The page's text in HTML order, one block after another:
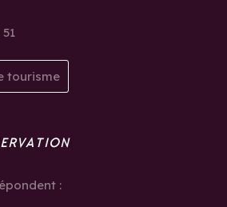
tourisme
: